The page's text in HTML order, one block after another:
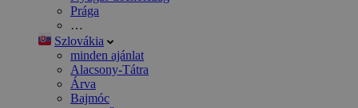
Prága
…
Szlovákia
minden ajánlat
Alacsony-Tátra
Árva
Bajmóc